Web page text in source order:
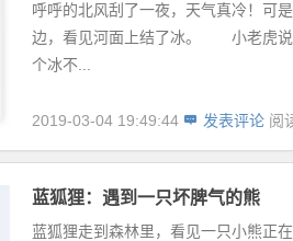
呼呼的北风刮了一夜，天气真冷！可
边，看见河面上结了冰。 小老虎说
个冰不...
2019-03-04 19:49:44 发表评论 阅
蓝狐狸：遇到一只坏脾气的熊
蓝狐狸走到森林里，看见一只小熊正